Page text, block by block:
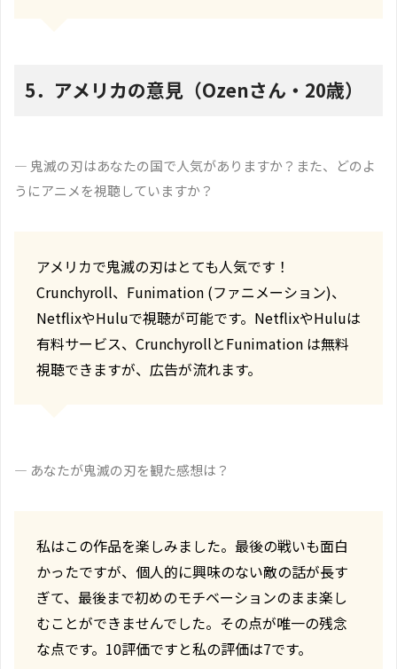
5．アメリカの意見（Ozenさん・20歳）
― 鬼滅の刃はあなたの国で人気がありますか？また、どのよ
うにアニメを視聴していますか？
アメリカで鬼滅の刃はとても人気です！
Crunchyroll、Funimation (ファニメーション)、
NetflixやHuluで視聴が可能です。NetflixやHuluは
有料サービス、CrunchyrollとFunimation は無料
視聴できますが、広告が流れます。
― あなたが鬼滅の刃を観た感想は？
私はこの作品を楽しみました。最後の戦いも面白
かったですが、個人的に興味のない敵の話が長す
ぎて、最後まで初めのモチベーションのまま楽し
むことができませんでした。その点が唯一の残念
な点です。10評価ですと私の評価は7です。